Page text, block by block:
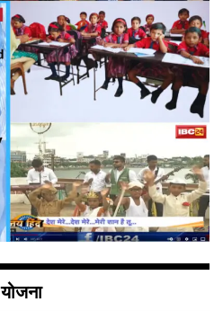
योजना